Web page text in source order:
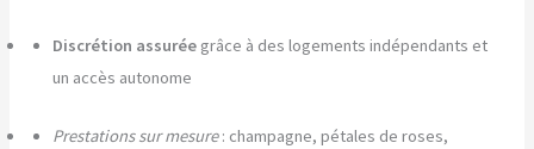
Discrétion assurée grâce à des logements indépendants et
un accès autonome
Prestations sur mesure: champagne, pétales de roses,